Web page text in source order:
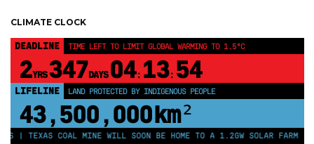
CLIMATE CLOCK
DEADLINE TIME LEFT TO LIMIT GLOBAL WARMING TO 1.5°C
2YRS 347DAYS 04: 13: 52
LIFELINE LAND PROTECTED BY INDIGENOUS PEOPLE
43,500,000km²
COAL MINE WILL SOON BE HOME TO A 1.2GW SOLAR FARM | CHINA